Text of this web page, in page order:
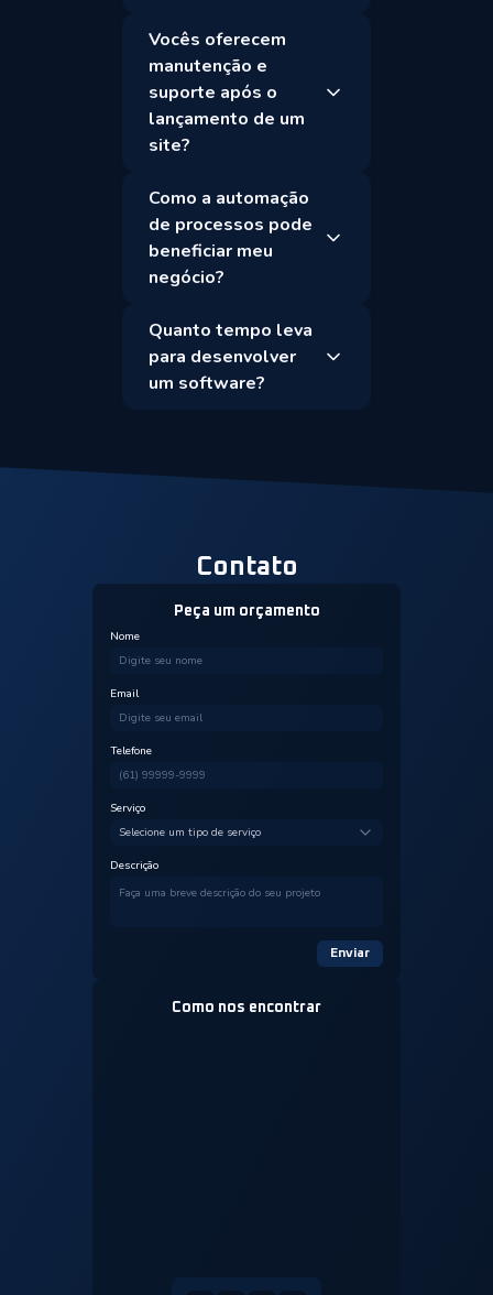
Vocês oferecem
manutenção e
suporte após o
lançamento de um
site?
Como a automação
de processos pode
beneficiar meu
negócio?
Quanto tempo leva
para desenvolver
um software?
Contato
Peça um orçamento
Nome
Email
Telefone
Serviço
Selecione um tipo de serviço
Descrição
Enviar
Como nos encontrar